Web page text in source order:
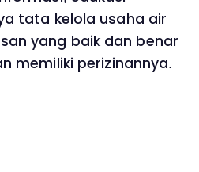
tata kelola usaha air
yang baik dan benar
memiliki perizinannya.